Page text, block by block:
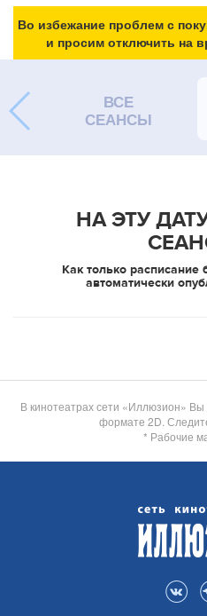
Во избежание проблем с
и просим отключить на
ВСЕ
СЕАНСЫ
НА ЭТУ
Как только расписание
автоматически
В кинотеатрах сети «Иллюзион»
формате 2D.
* Рабочие